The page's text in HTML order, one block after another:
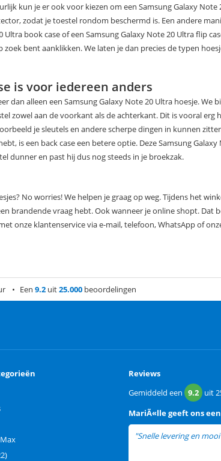
kun je er ook voor kiezen om een Samsung Galaxy Note
zodat je toestel rondom beschermd is. Een andere
book case of een Samsung Galaxy Note 20 Ultra flip
bent aanklikken. We laten je dan precies de typen
is voor iedereen anders
dan alleen een Samsung Galaxy Note 20 Ultra hoesje. We
zowel aan de voorkant als de achterkant. Dit is vooral erg
je sleutels en andere scherpe dingen in kunnen
is een back case een betere optie. Deze Samsung
dunner en past hij dus nog steeds in je broekzak.
No worries! We helpen je graag op weg. Tijdens het
brandende vraag hebt. Ook wanneer je online shopt. Dat
onze klantenservice via e-mail, telefoon, WhatsApp of
Een 9.2 uit25.000 beoordelingen
Reviews
Gemiddeld een 9.2 uit
MariÃ«llegeeft ons een
"Snelle levering en